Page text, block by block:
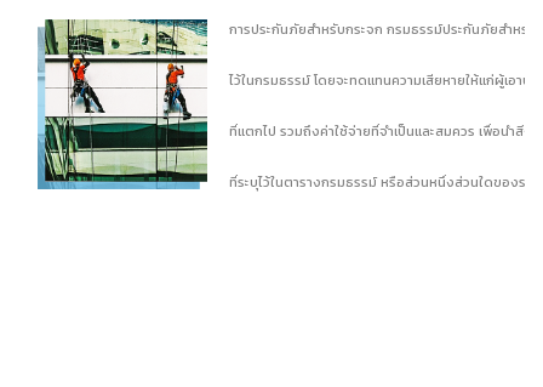
การประกันภัยสำหรับกระจก กรมธรรม์ประกันภัยสำหรั
ไว้ในกรมธรรม์ โดยจะทดแทนความเสียหายให้แก่ผู้เอา
ที่แตกไป รวมถึงค่าใช้จ่ายที่จำเป็นและสมควร เพื่อนำสิ่ง
ที่ระบุไว้ในตารางกรมธรรม์ หรือส่วนหนึ่งส่วนใดของรา